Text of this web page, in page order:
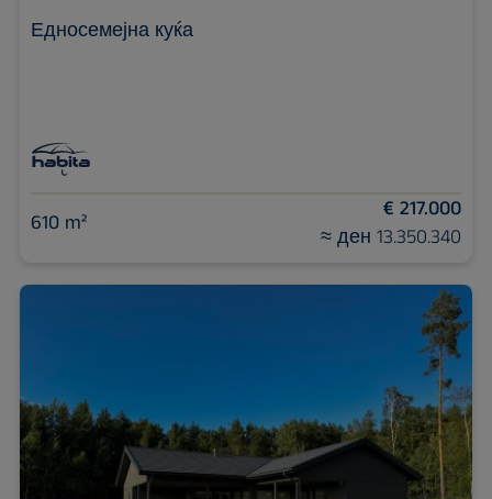
Едносемејна куќа
610 m²
€ 217.000
≈ ден 13.350.340